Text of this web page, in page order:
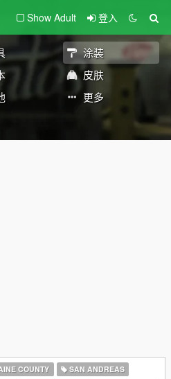
Show Adult 登入
涂装
皮肤
更多
COUNTY
SAN ANDREAS